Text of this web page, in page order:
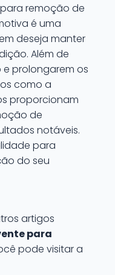
para remoção de
é uma
deseja manter
Além de
prolongarem os
como a
proporcionam
de
notáveis.
para
do seu
artigos
para
pode visitar a